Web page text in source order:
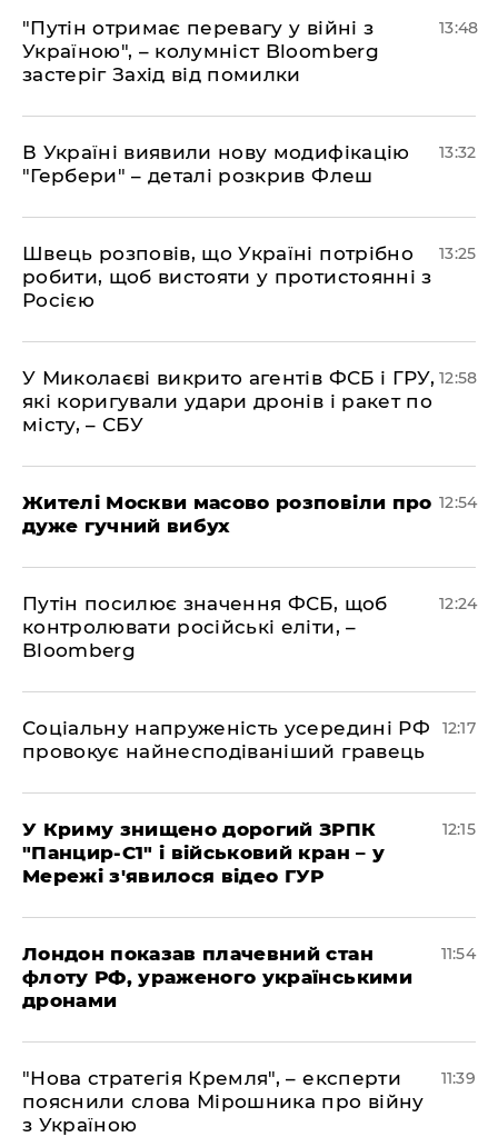
"Путін отримає перевагу у війні з
Україною", – колумніст Bloomberg
застеріг Захід від помилки
13:48
В Україні виявили нову модифікацію
"Гербери" – деталі розкрив Флеш
13:32
Швець розповів, що Україні потрібно
робити, щоб вистояти у протистоянні з
Росією
13:25
У Миколаєві викрито агентів ФСБ і ГРУ,
які коригували удари дронів і ракет по
місту, – СБУ
12:58
Жителі Москви масово розповіли про
дуже гучний вибух
12:54
Путін посилює значення ФСБ, щоб
контролювати російські еліти, –
Bloomberg
12:24
Соціальну напруженість усередині РФ
провокує найнесподіваніший гравець
12:17
У Криму знищено дорогий ЗРПК
"Панцир-С1" і військовий кран – у
Мережі з'явилося відео ГУР
12:15
Лондон показав плачевний стан
флоту РФ, ураженого українськими
дронами
11:54
"Нова стратегія Кремля", – експерти
пояснили слова Мірошника про війну
з Україною
11:39